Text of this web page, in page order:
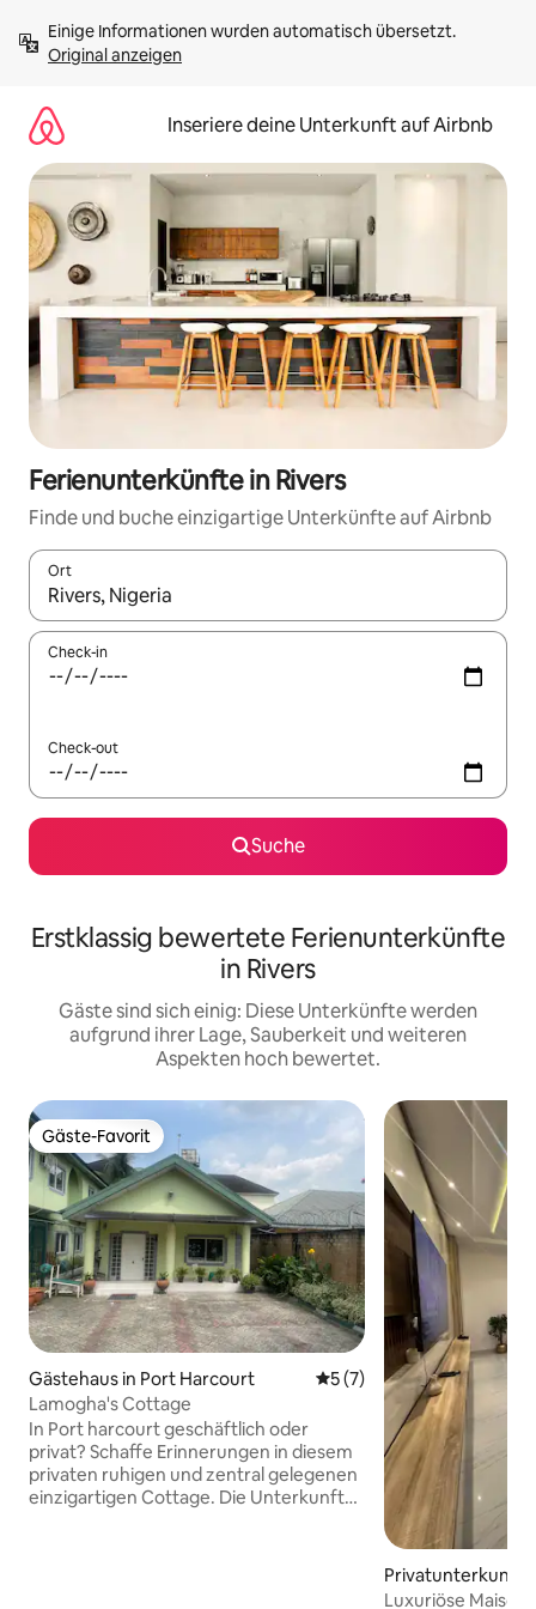
Inhalten
springenOriginal anzeigen
Inseriere deine Unterkunft auf Airbnb
Ferienunterkünfte in Rivers
Finde und buche einzigartige Unterkünfte auf Airbnb
Ort
Wenn Ergebnisse verfügbar sind, navigiere mit den
Check-in
Check-out
Suche
Erstklassig bewertete Ferienunterkünfte
in Rivers
Gäste sind sich einig: Diese Unterkünfte werden
aufgrund ihrer Lage, Sauberkeit und weiteren
Aspekten hoch bewertet.
Gäste-Favorit
Gäste-Favorit
Gästehaus in Port Harcourt Durchschnittliche
5 (7)
Lamogha's Cottage
In Port harcourt geschäftlich oder
privat? Schaffe Erinnerungen in diesem
privaten ruhigen und zentral gelegenen
einzigartigen Cottage. Die Unterkunft
Privatunterkunft
urt
Luxuriöse